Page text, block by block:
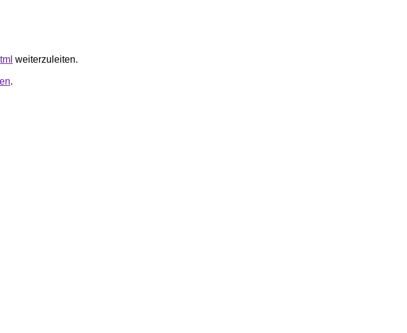
weiterzuleiten.
.